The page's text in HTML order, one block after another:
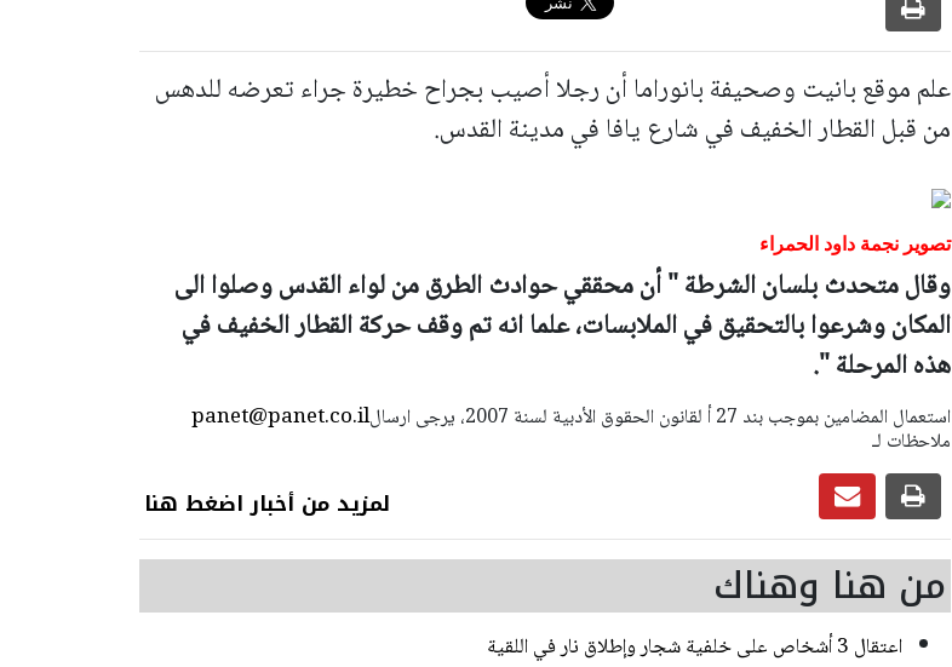
علم موقع بانيت وصحيفة بانوراما أن رجلا أصيب بجراح خطيرة جراء تعرضه للدهس
من قبل القطار الخفيف في شارع يافا في مدينة القدس.
تصوير نجمة داود الحمراء
وقال متحدث بلسان الشرطة " أن محققي حوادث الطرق من لواء القدس وصلوا الى
المكان وشرعوا بالتحقيق في الملابسات، علما انه تم وقف حركة القطار الخفيف في
هذه المرحلة ".
panet@panet.co.ilاستعمال المضامين بموجب بند 27 أ لقانون الحقوق الأدبية لسنة 2007، يرجى ارسال
ملاحظات لـ
لمزيد من أخبار اضغط هنا
من هنا وهناك
اعتقال 3 أشخاص على خلفية شجار وإطلاق نار في اللقية